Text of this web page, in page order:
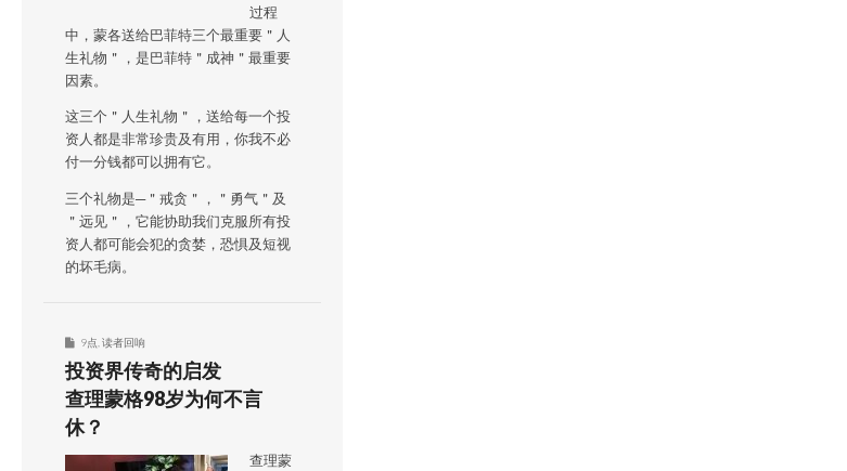
过程
中，蒙各送给巴菲特三个最重要＂人
生礼物＂，是巴菲特＂成神＂最重要
因素。
这三个＂人生礼物＂，送给每一个投
资人都是非常珍贵及有用，你我不必
付一分钱都可以拥有它。
三个礼物是─＂戒贪＂，＂勇气＂及
＂远见＂，它能协助我们克服所有投
资人都可能会犯的贪婪，恐惧及短视
的坏毛病。
9点 读者回响
投资界传奇的启发
查理蒙格98岁为何不言
休？
查理蒙